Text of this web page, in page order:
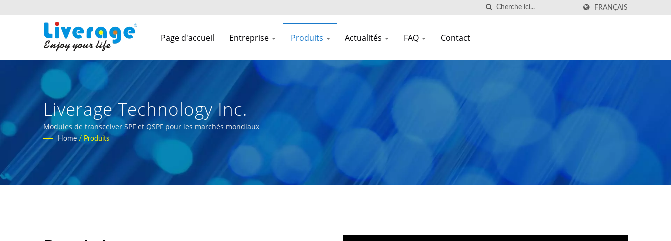
FRANÇAIS
Page d'accueil Entreprise Produits Actualités FAQ Contact
Liverage Technology Inc.
Modules de transceiver SPF et QSPF pour les marchés mondiaux
Home / Produits